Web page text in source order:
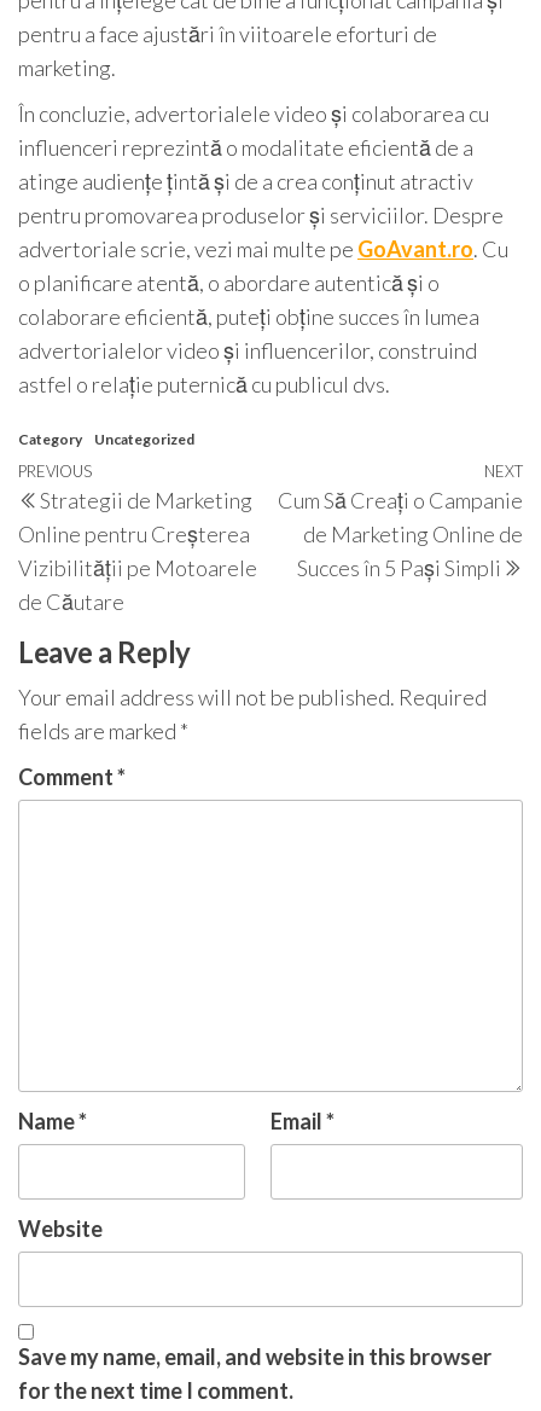
pentru a face ajustări în viitoarele eforturi de
marketing.
În concluzie, advertorialele video și colaborarea cu
influenceri reprezintă o modalitate eficientă de a
atinge audiențe țintă și de a crea conținut atractiv
pentru promovarea produselor și serviciilor. Despre
advertoriale scrie, vezi mai multe pe GoAvant.ro. Cu
o planificare atentă, o abordare autentică și o
colaborare eficientă, puteți obține succes în lumea
advertorialelor video și influencerilor, construind
astfel o relație puternică cu publicul dvs.
Category Uncategorized
Post
navigation
Previous
Post
PREVIOUS
Strategii de Marketing
Online pentru Creșterea
Vizibilității pe Motoarele
de Căutare
NEXT
Cum Să Creați o Campanie
de Marketing Online de
Succes în 5 Pași Simpli
Leave a Reply
Your email address will not be published. Required
fields are marked *
Comment*
Name* Email*
Website
Save my name, email, and website in this browser
for the next time I comment.